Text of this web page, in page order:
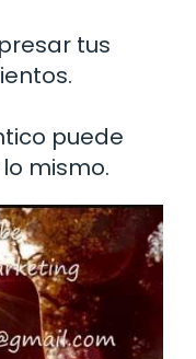
tus
puede
mismo.